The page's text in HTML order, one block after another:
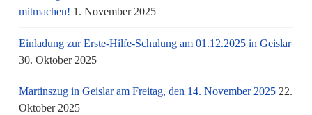
mitmachen! 1. November 2025
Einladung zur Erste-Hilfe-Schulung am 01.12.2025 in Geislar
30. Oktober 2025
Martinszug in Geislar am Freitag, den 14. November 2025 22.
Oktober 2025